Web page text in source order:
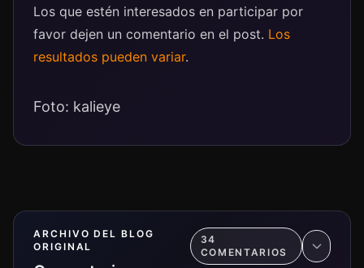
Los que estén interesados en participar por
favor dejen un comentario en el post. Los
resultados pueden variar.
Foto: kalieye
ARCHIVO DEL BLOG
ORIGINAL
34
COMENTARIOS